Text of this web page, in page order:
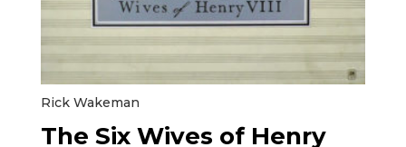
Rick Wakeman
The Six Wives of Henry